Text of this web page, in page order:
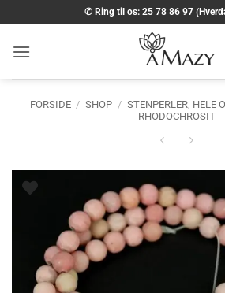
til
indhold
✆ Ring til os: 25 78 86 97
FORSIDE / SHOP / STENPERLER, HELE
RHODOCHROSIT